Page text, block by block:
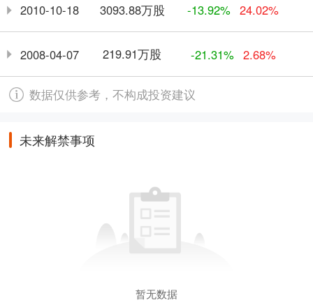
2010-10-18 3093.88万股 -13.92% 24.02%
2008-04-07 219.91万股 -21.31% 2.68%
数据仅供参考，不构成投资建议
未来解禁事项
暂无数据